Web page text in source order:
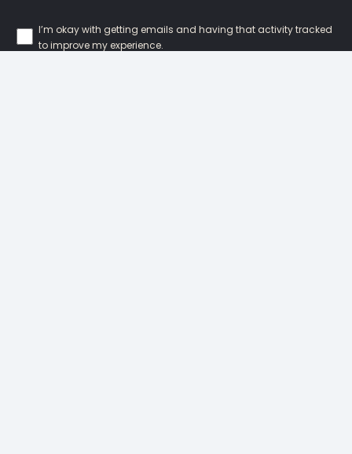
I’m okay with getting emails and having that activity tracked
to improve my experience.